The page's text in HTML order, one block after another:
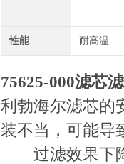
性能 耐高温
75625-000滤芯
利勃海尔滤芯的
装不当，可能导
过滤效果下降